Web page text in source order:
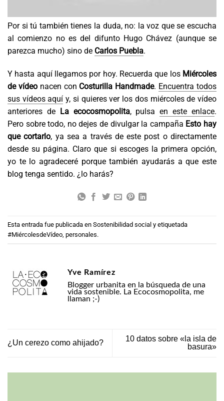
Por si tú también tienes la duda, no: la voz que se escucha
al comienzo no es del difunto Hugo Chávez (aunque se
parezca mucho) sino de Carlos Puebla.
Y hasta aquí llegamos por hoy. Recuerda que los Miércoles
de vídeonacen con Costurilla Handmade. Encuentra todos
sus vídeos aquí y, si quieres ver los dos miércoles de vídeo
anteriores de La ecocosmopolita, pulsaen este enlace.
Pero sobre todo, no dejes de divulgar la campaña Esto hay
que cortarlo, ya sea a través de este post o directamente
desde su página. Claro que si escoges la primera opción,
yo te lo agradeceré porque también ayudarás a que este
blog tenga sentido. ¿lo harás?
Esta entrada fue publicada en Sostenibilidad social y etiquetada
#MiércolesdeVídeo personales.
Yve Ramírez
Blogger urbanita en la búsqueda de una
vida sostenible. La Ecocosmopolita, me
llaman ;-)
¿Un cerezo como ahijado?
10 datos sobre «la isla de
basura»